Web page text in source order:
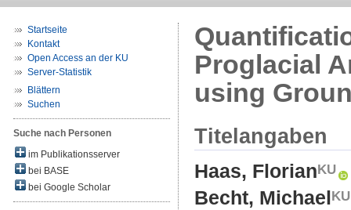
Startseite
Kontakt
Open Access an der KU
Server-Statistik
Blättern
Suchen
Suche nach Personen
im Publikationsserver
bei BASE
bei Google Scholar
Proglacial
using
Titelangaben
Haas, Florian
Becht, Michael